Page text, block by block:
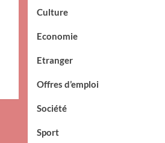
Culture
Economie
Etranger
Offres d’emploi
Société
Sport